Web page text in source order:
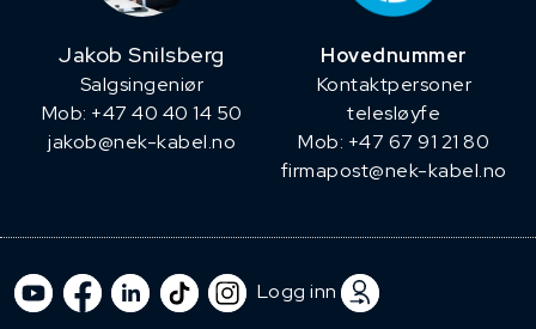
Jakob Snilsberg
​Salgsingeniør
Mob: +47 40 40 14 50
jakob@nek-kabel.no
Hovednummer
Kontaktpersoner
telesløyfe
Mob: +47 67 91 21 80
firmapost@nek-kabel.no
Logg inn